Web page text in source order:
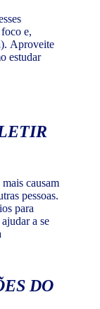
e,
Aproveite
estudar
causam
pessoas.
para
a se
DO